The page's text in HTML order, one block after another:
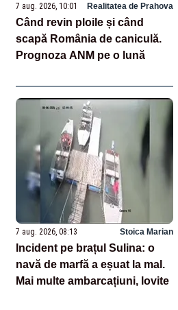
7 aug. 2026, 10:01 Realitatea de Prahova
Când revin ploile și când
scapă România de caniculă.
Prognoza ANM pe o lună
7 aug. 2026, 08:13 Stoica Marian
Incident pe brațul Sulina: o
navă de marfă a eșuat la mal.
Mai multe ambarcațiuni, lovite